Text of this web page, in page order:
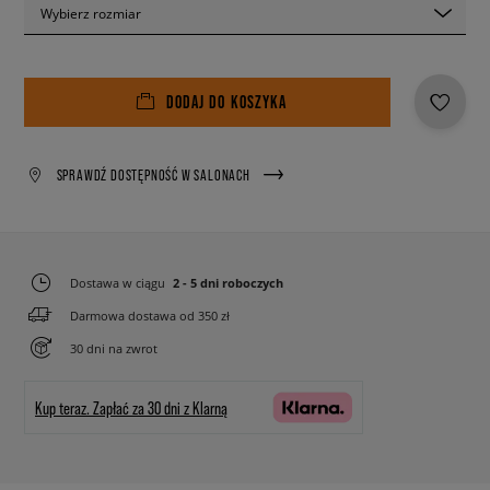
Wybierz rozmiar
DODAJ DO KOSZYKA
SPRAWDŹ DOSTĘPNOŚĆ W SALONACH
Dostawa w ciągu 2 - 5 dni roboczych
Darmowa dostawa od 350 zł
30 dni na zwrot
Kup teraz. Zapłać za 30 dni z Klarną